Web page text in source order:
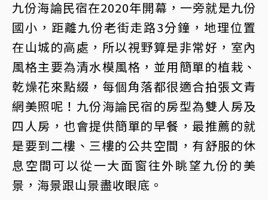
九份海論民宿在2020年開幕，一旁就是九份
國小，距離九份老街走路3分鐘，地理位置
在山城的高處，所以視野算是非常好，室內
風格主要為清水模風格，並用簡單的植栽、
乾燥花來點綴，每個角落都很適合拍張文青
網美照呢！九份海論民宿的房型為雙人房及
四人房，也會提供簡單的早餐，最推薦的就
是要到二樓、三樓的公共空間，有舒服的休
息空間可以從一大面窗往外眺望九份的美
景，海景跟山景盡收眼底。